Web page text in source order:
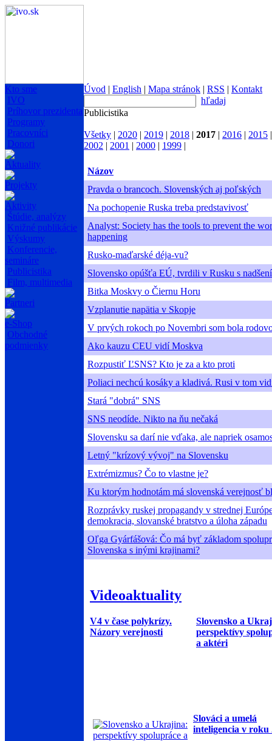
Kto sme
IVO
Príhovor prezidenta
Programy
Pracovníci
Donori
Aktuality
Projekty
Aktivity
Štúdie, analýzy
Knižné publikácie
Výskumy
Konferencie,
semináre
Publicistika
Film, multimedia
Partneri
e-Shop
Obchodné
podmienky
Úvod | English | Mapa stránok | RSS | Kontakt
hľadaj
Publicistika
Všetky | 2020 | 2019 | 2018 | 2017 | 2016 | 2015
2002 | 2001 | 2000 | 1999 |
Názov
Pravda o brancoch. Slovenských aj poľských
Na pochopenie Ruska treba predstavivosť
Analyst: Society has the tools to prevent the
happening
Rusko-maďarské déja-vu?
Slovensko opúšťa EÚ, tvrdili v Rusku s
Bitka Moskvy o Čiernu Horu
Vzplanutie napätia v Skopje
V prvých rokoch po Novembri som bola
Ako kauzu CEU vidí Moskva
Rozpustiť ĽSNS? Kto je za a kto proti
Poliaci nechcú kosáky a kladivá. Rusi v tom
Stará "dobrá" SNS
SNS neodíde. Nikto na ňu nečaká
Slovensku sa darí nie vďaka, ale napriek
Letný "krízový vývoj" na Slovensku
Extrémizmus? Čo to vlastne je?
Ku ktorým hodnotám má slovenská verejnosť
Rozprávky ruskej propagandy v strednej
demokracia, slovanské bratstvo a úloha západu
Oľga Gyárfášová: Čo má byť základom
Slovenska s inými krajinami?
Videoaktuality
V4 v čase polykrízy.
Názory verejnosti
Slovensko a
perspektívy
a aktéri
Slováci a umelá
inteligencia v roku